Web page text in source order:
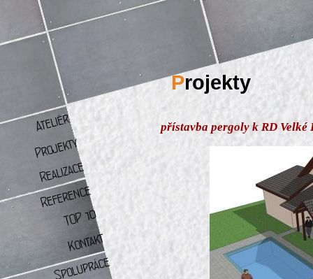
Projekty
přístavba pergoly k RD Velké